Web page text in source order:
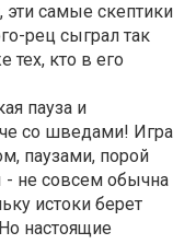
самые скептики
рец сыграл так
тех, кто в его
пауза и
со шведами! Игра
паузами, порой
не совсем обычна
истоки берет
настоящие